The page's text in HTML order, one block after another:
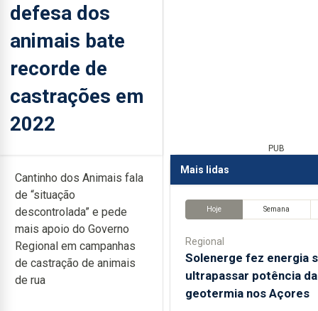
defesa dos
animais bate
recorde de
castrações em
2022
Cantinho dos Animais fala
de “situação
descontrolada” e pede
mais apoio do Governo
Regional em campanhas
de castração de animais
de rua
PUB
Mais lidas
Hoje Semana
Regional
Solenerge fez energia
ultrapassar potência da
geotermia nos Açores